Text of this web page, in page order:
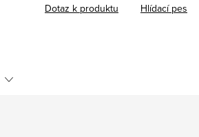
Dotaz k produktu Hlídací pes